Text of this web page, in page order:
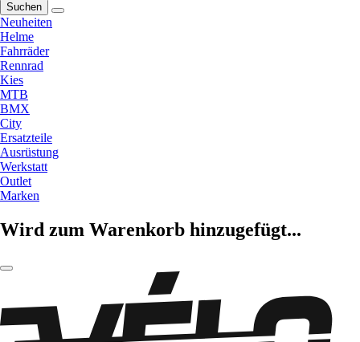
Suchen
Neuheiten
Helme
Fahrräder
Rennrad
Kies
MTB
BMX
City
Ersatzteile
Ausrüstung
Werkstatt
Outlet
Marken
Wird zum Warenkorb hinzugefügt...